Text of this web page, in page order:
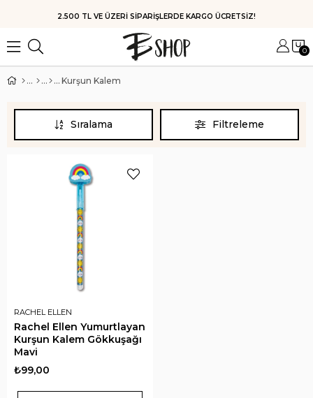
HIZLI KARGO
0
Kurşun Kalem
Filtreleme
Sıralama
RACHEL ELLEN
Rachel Ellen Yumurtlayan
Kurşun Kalem Gökkuşağı
Mavi
₺99,00